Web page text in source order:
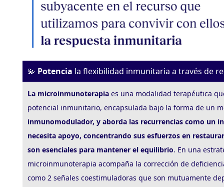
💫 Potencia la flexibilidad inmunitaria a través de
La microinmunoterapiaes una modalidad terapéutica
potencial inmunitario, encapsulada bajo la forma de un
inmunomodulador, y aborda las recurrencias como un
necesita apoyo, concentrando sus esfuerzos en
son esenciales para mantener el equilibrio. En una
microinmunoterapia acompaña la corrección de
como 2 señales coestimuladoras que son mutuamente